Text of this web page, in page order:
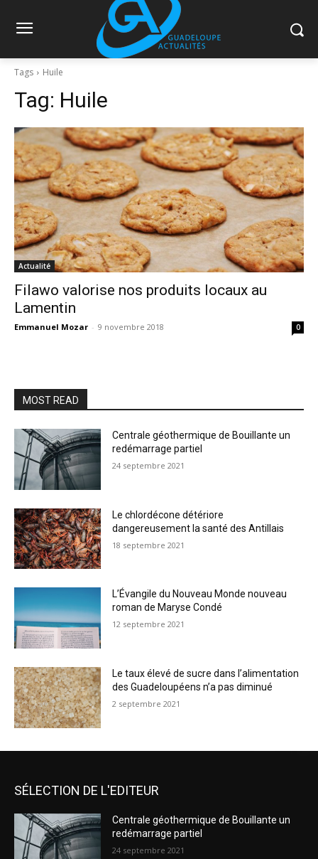
Tags Huile
Tag: Huile
Actualité
Filawo valorise nos produits locaux au
Lamentin
Emmanuel Mozar - 9 novembre 2018 0
MOST READ
Centrale géothermique de Bouillante un
redémarrage partiel
24 septembre 2021
Le chlordécone détériore
dangereusement la santé des Antillais
18 septembre 2021
L’Évangile du Nouveau Monde nouveau
roman de Maryse Condé
12 septembre 2021
Le taux élevé de sucre dans l’alimentation
des Guadeloupéens n’a pas diminué
2 septembre 2021
SÉLECTION DE L'EDITEUR
Centrale géothermique de Bouillante un
redémarrage partiel
24 septembre 2021